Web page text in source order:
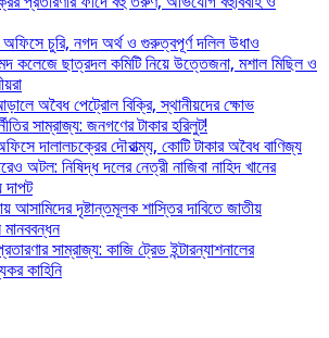
অফিসে চুরি, নগদ অর্থ ও গুরুত্বপূর্ণ দলিল উধাও
কলেজে ছাত্রদল কমিটি নিয়ে উত্তেজনা, মশাল মিছিল ও
অবৈধ পেট্রোল বিক্রি, স্থানীয়দের ক্ষোভ
সাম্রাজ্য: জনগণের টাকার হরিলুট!
দালালচক্রের দৌরাত্ম্য, কোটি টাকার অবৈধ বাণিজ্য
অটল: নিষিদ্ধ দলের নেত্রী নাজিবা নাহিদ খানের
আসামিদের দৃষ্টান্তমূলক শাস্তির দাবিতে জাতীয়
মানববন্ধন
সাম্রাজ্য: কাজি ট্রেড ইন্টারন্যাশনালের
কাহিনি